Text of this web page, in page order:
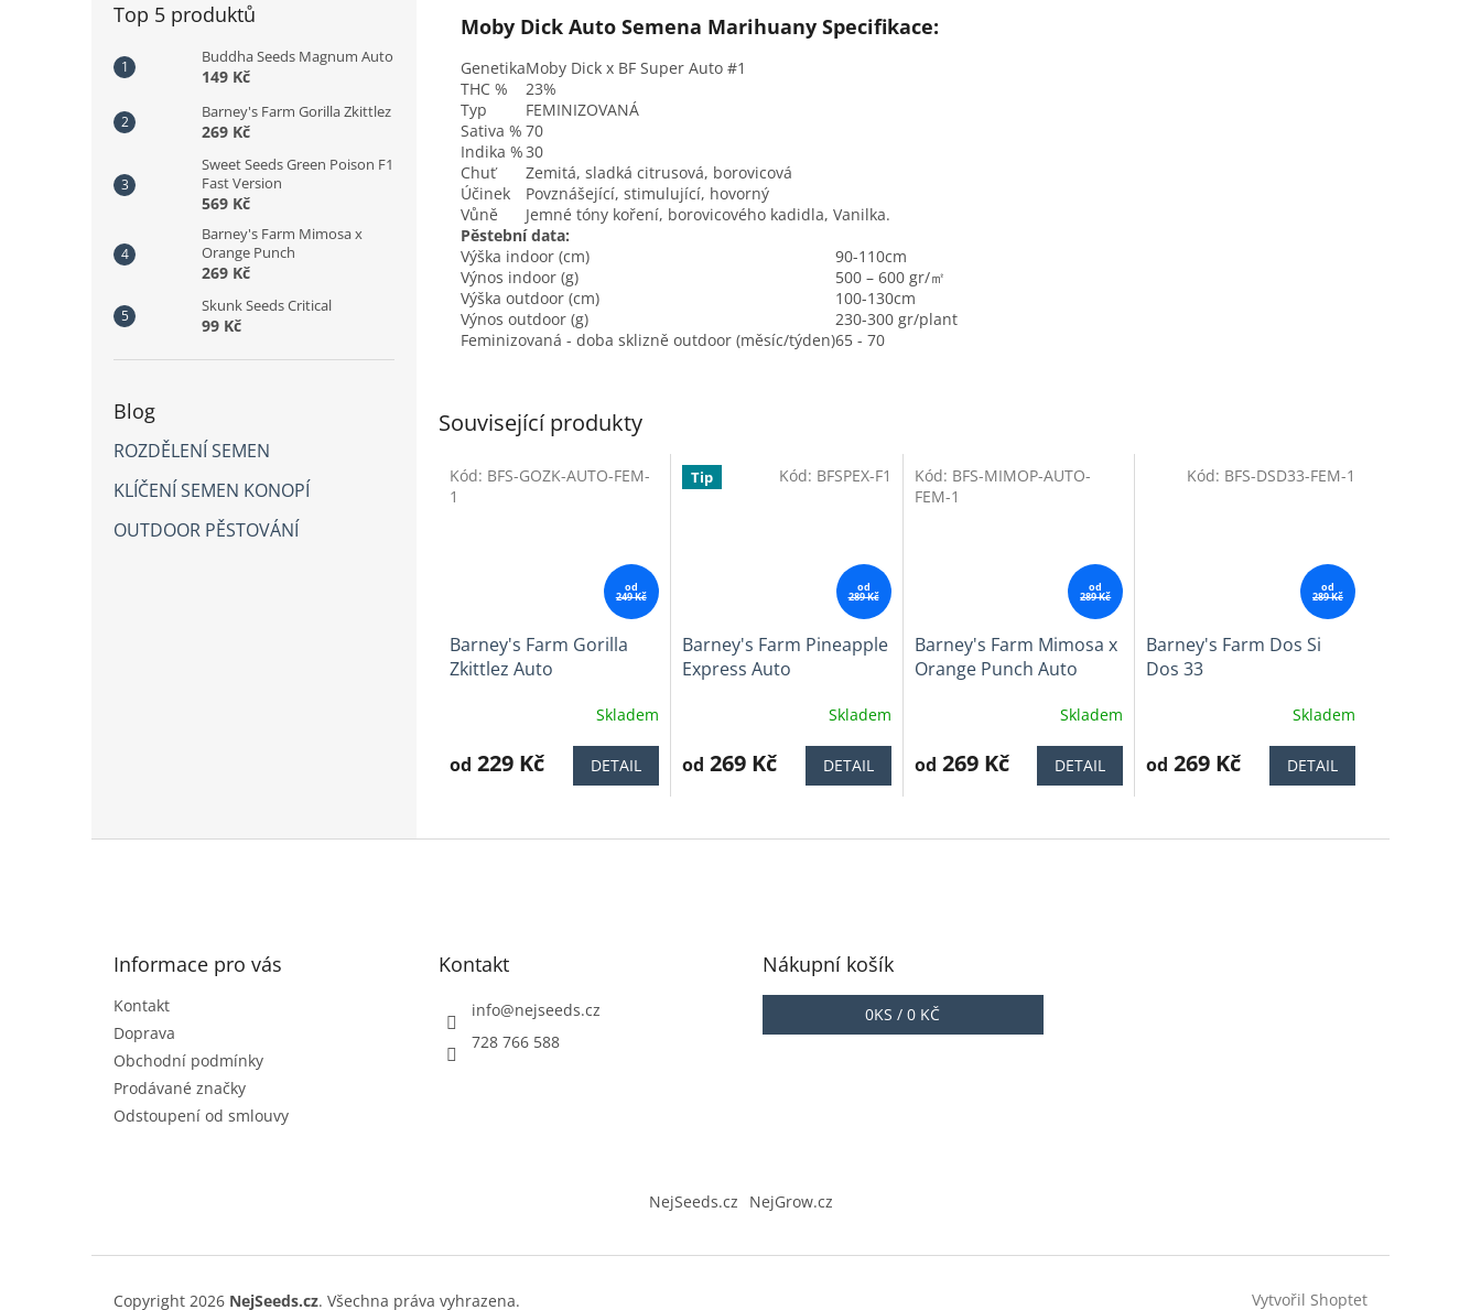
Top 5 produktů
Buddha Seeds Magnum Auto
149 Kč
Barney's Farm Gorilla Zkittlez
269 Kč
Sweet Seeds Green Poison F1
Fast Version
569 Kč
Barney's Farm Mimosa x
Orange Punch
269 Kč
Skunk Seeds Critical
99 Kč
Blog
ROZDĚLENÍ SEMEN
KLÍČENÍ SEMEN KONOPÍ
OUTDOOR PĚSTOVÁNÍ
Související produkty
od
249 Kč
Barney's Farm Gorilla
Zkittlez Auto
produktu
5
Skladem
od 229 Kč DETAIL
Kód: BFS-GOZK-AUTO-FEM-
1
Tip
od
289 Kč
Barney's Farm Pineapple
Express Auto
produktu
5
Skladem
od 269 Kč DETAIL
Kód: BFSPEX-F1 Tip
od
289 Kč
Barney's Farm Mimosa x
Orange Punch Auto
produktu
5
Skladem
od 269 Kč DETAIL
Kód: BFS-MIMOP-AUTO-
FEM-1
od
289 Kč
Barney's Farm Dos Si
Dos 33
produktu
5
Skladem
od 269 Kč DETAIL
Kód: BFS-DSD33-FEM-1
Moby Dick Auto Semena Marihuany Specifikace:
GenetikaMoby Dick x BF Super Auto #1
THC %
23%
Typ
FEMINIZOVANÁ
Sativa % 70
Indika %30
Chuť
Zemitá, sladká citrusová, borovicová
Účinek
Povznášející, stimulující, hovorný
Vůně
Jemné tóny koření, borovicového kadidla, Vanilka.
Pěstební data:
Výška indoor (cm)
90-110cm
Výnos indoor (g)
500 – 600 gr/㎡
Výška outdoor (cm)
100-130cm
Výnos outdoor (g)
230-300 gr/plant
Feminizovaná - doba sklizně outdoor (měsíc/týden)65 - 70
Informace pro vás
Kontakt
Doprava
Obchodní podmínky
Prodávané značky
Odstoupení od smlouvy
Kontakt
info@nejseeds.cz
728 766 588
Nákupní košík
0KS /0 KČ
NejSeeds.cz NejGrow.cz
Vytvořil Shoptet
Copyright 2026 NejSeeds.cz. Všechna práva vyhrazena.